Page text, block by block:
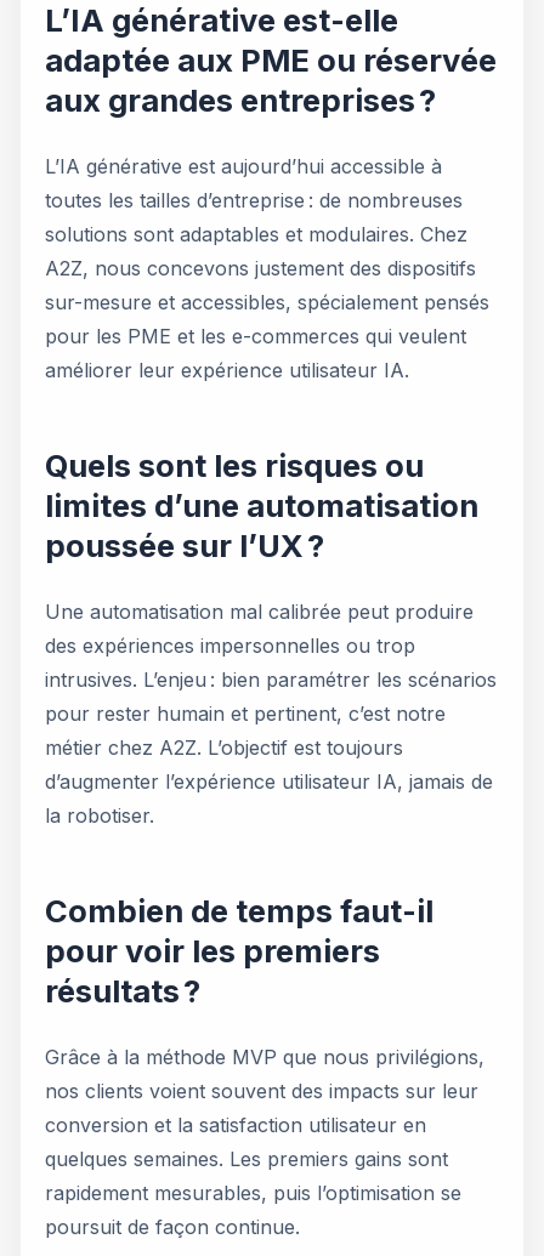
L’IA générative est-elle
adaptée aux PME ou réservée
aux grandes entreprises ?
L’IA générative est aujourd’hui accessible à
toutes les tailles d’entreprise : de nombreuses
solutions sont adaptables et modulaires. Chez
A2Z, nous concevons justement des dispositifs
sur-mesure et accessibles, spécialement pensés
pour les PME et les e-commerces qui veulent
améliorer leur expérience utilisateur IA.
Quels sont les risques ou
limites d’une automatisation
poussée sur l’UX ?
Une automatisation mal calibrée peut produire
des expériences impersonnelles ou trop
intrusives. L’enjeu : bien paramétrer les scénarios
pour rester humain et pertinent, c’est notre
métier chez A2Z. L’objectif est toujours
d’augmenter l’expérience utilisateur IA, jamais de
la robotiser.
Combien de temps faut-il
pour voir les premiers
résultats ?
Grâce à la méthode MVP que nous privilégions,
nos clients voient souvent des impacts sur leur
conversion et la satisfaction utilisateur en
quelques semaines. Les premiers gains sont
rapidement mesurables, puis l’optimisation se
poursuit de façon continue.